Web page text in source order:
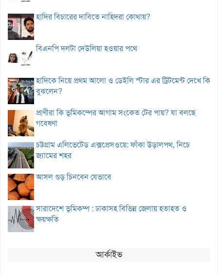
হাদির বিচারের দাবিতে নাহিদরা কোথায়?
বিএনপি দলটা দেউলিয়া হওয়ার পথে
হাদিকে নিয়ে প্রথম আলো ও ডেইলি স্টার এর ট্রিটমেন্ট দেখে কি
বুঝলেন?
প্রাণীরা কি ভূমিকম্পের আগাম সংকেত টের পায়? যা বলছে
গবেষণা
চট্টগ্রাম এলিভেটেড এক্সপ্রেসওয়ে: ফাঁকা উড়ালপথ, নিচে
জ্যামের শহর
আসল গুড় চিনবেন যেভাবে
সারাদেশে ভূমিকম্প : ঢাকাসহ বিভিন্ন জেলায় হতাহত ও
ক্ষয়ক্ষতি
আর্কাইভ